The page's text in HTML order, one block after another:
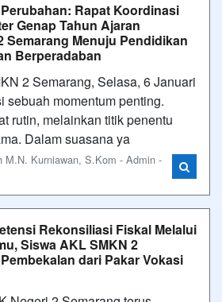
Rapat Koordinasi
Genap Tahun Ajaran
Semarang Menuju Pendidikan
Berperadaban
2 Semarang, Selasa, 6 Januari
sebuah momentum penting.
rutin, melainkan titik penentu
Dalam suasana ya
M.N. Kurniawan, S.Kom - Admin -
Rekonsiliasi Fiskal Melalui
Siswa AKL SMKN 2
dari Pakar Vokasi